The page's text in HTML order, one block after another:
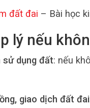
đất đai – Bài học
lý nếu
sử dụng đất: nếu
giao dịch đất đai